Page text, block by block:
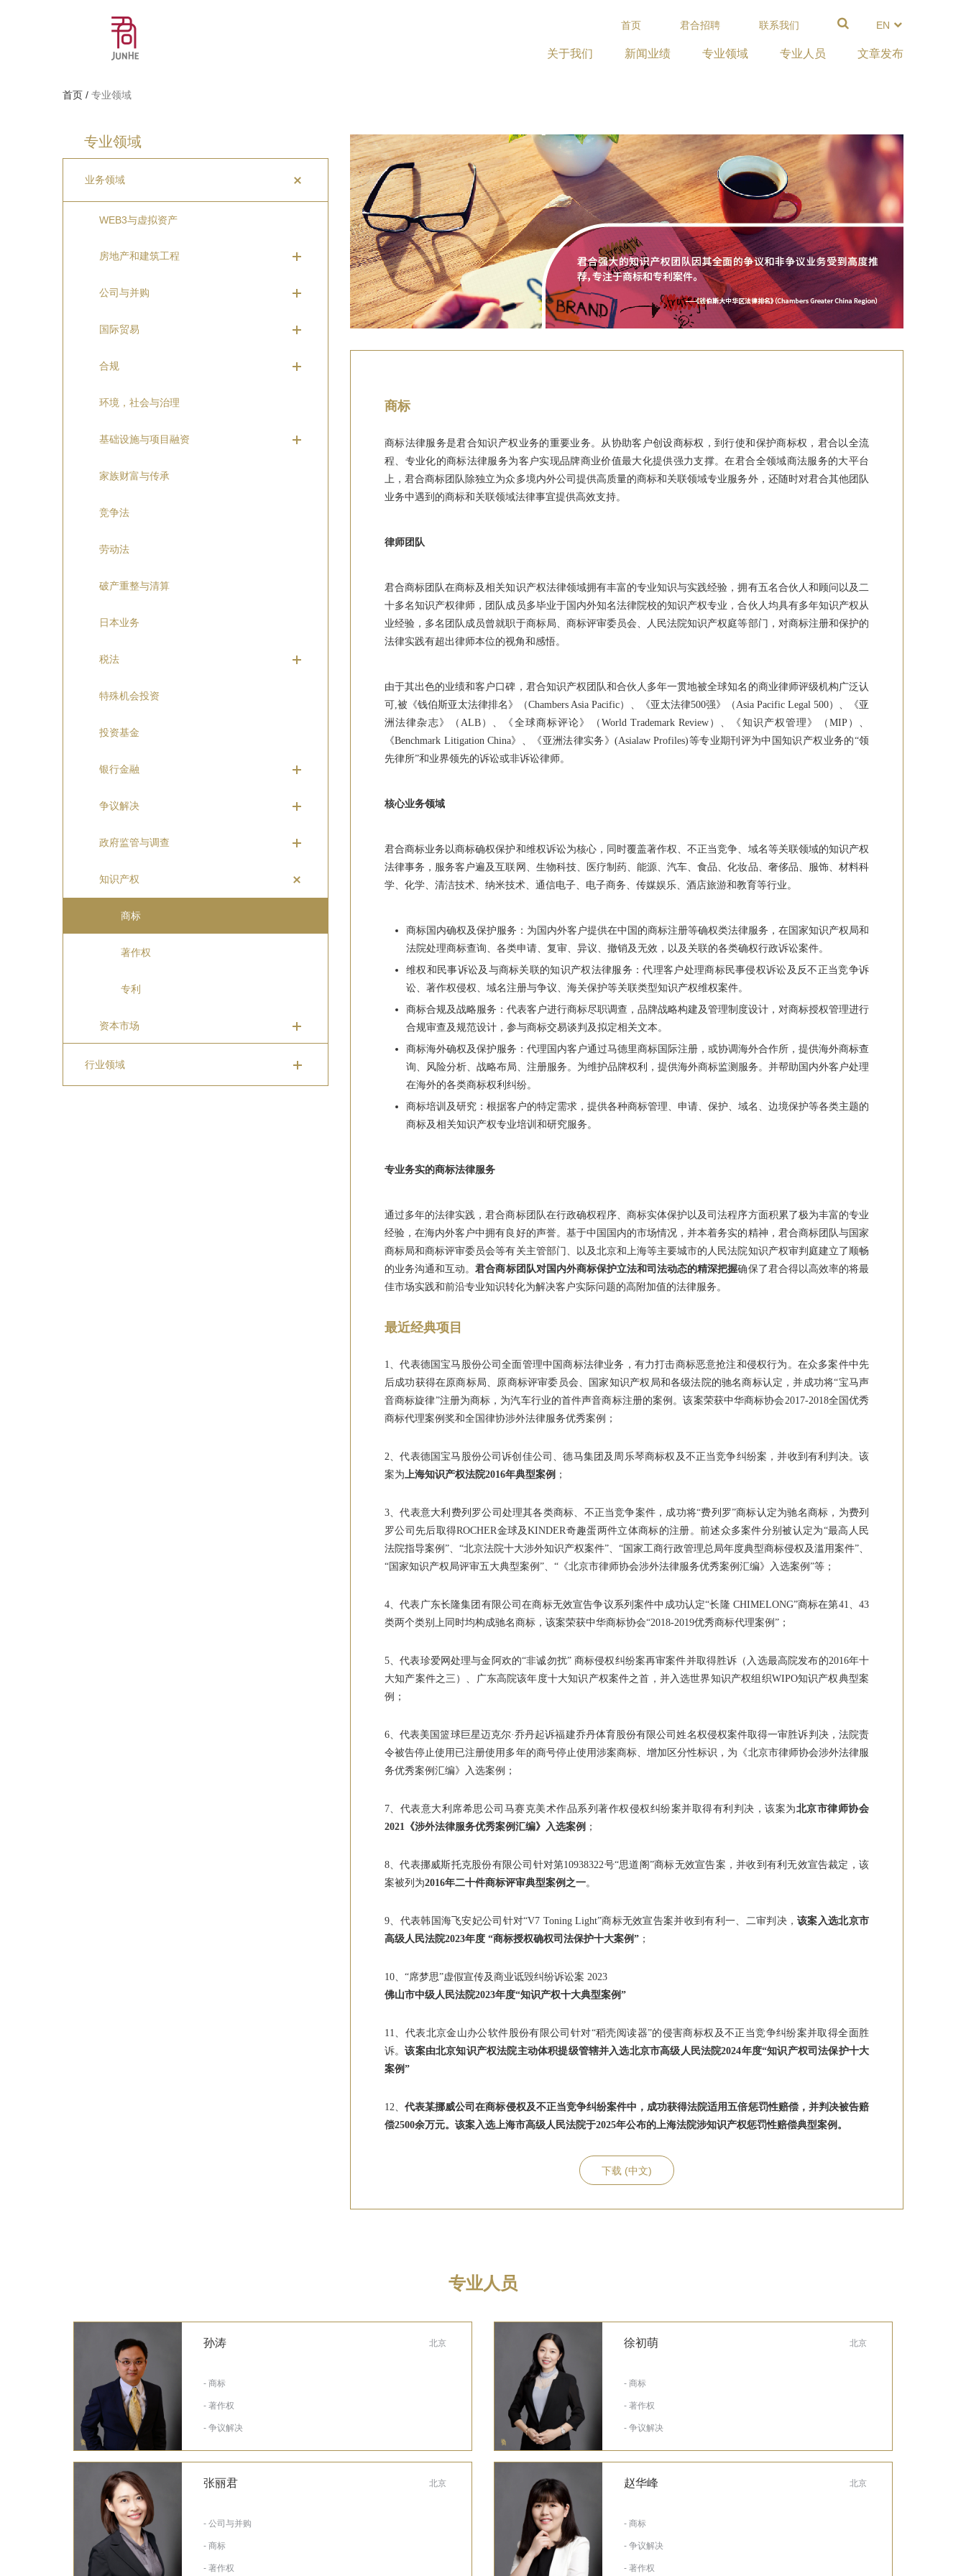
EN
首页 君合招聘 联系我们
关于我们 新闻业绩 专业领域 专业人员 文章发布
首页 / 专业领域
专业领域
业务领域
WEB3与虚拟资产
房地产和建筑工程
公司与并购
国际贸易
合规
环境，社会与治理
基础设施与项目融资
家族财富与传承
竞争法
劳动法
破产重整与清算
日本业务
税法
特殊机会投资
投资基金
银行金融
争议解决
政府监管与调查
知识产权
商标
著作权
专利
资本市场
行业领域
商标
商标法律服务是君合知识产权业务的重要业务。从协助客户创设商标权，到行使和保护商标权，君合以全流
程、专业化的商标法律服务为客户实现品牌商业价值最大化提供强力支撑。在君合全领域商法服务的大平台
上，君合商标团队除独立为众多境内外公司提供高质量的商标和关联领域专业服务外，还随时对君合其他团队
业务中遇到的商标和关联领域法律事宜提供高效支持。
律师团队
君合商标团队在商标及相关知识产权法律领域拥有丰富的专业知识与实践经验，拥有五名合伙人和顾问以及二
十多名知识产权律师，团队成员多毕业于国内外知名法律院校的知识产权专业，合伙人均具有多年知识产权从
业经验，多名团队成员曾就职于商标局、商标评审委员会、人民法院知识产权庭等部门，对商标注册和保护的
法律实践有超出律师本位的视角和感悟。
由于其出色的业绩和客户口碑，君合知识产权团队和合伙人多年一贯地被全球知名的商业律师评级机构广泛认
可,被《钱伯斯亚太法律排名》（Chambers Asia Pacific）、《亚太法律500强》（Asia Pacific Legal 500）、《亚
洲法律杂志》（ALB）、《全球商标评论》（World Trademark Review）、《知识产权管理》（MIP）、
《Benchmark Litigation China》、《亚洲法律实务》(Asialaw Profiles)等专业期刊评为中国知识产权业务的“领
先律所”和业界领先的诉讼或非诉讼律师。
核心业务领域
君合商标业务以商标确权保护和维权诉讼为核心，同时覆盖著作权、不正当竞争、域名等关联领域的知识产权
法律事务，服务客户遍及互联网、生物科技、医疗制药、能源、汽车、食品、化妆品、奢侈品、服饰、材料科
学、化学、清洁技术、纳米技术、通信电子、电子商务、传媒娱乐、酒店旅游和教育等行业。
商标国内确权及保护服务：为国内外客户提供在中国的商标注册等确权类法律服务，在国家知识产权局和
法院处理商标查询、各类申请、复审、异议、撤销及无效，以及关联的各类确权行政诉讼案件。
维权和民事诉讼及与商标关联的知识产权法律服务：代理客户处理商标民事侵权诉讼及反不正当竞争诉
讼、著作权侵权、域名注册与争议、海关保护等关联类型知识产权维权案件。
商标合规及战略服务：代表客户进行商标尽职调查，品牌战略构建及管理制度设计，对商标授权管理进行
合规审查及规范设计，参与商标交易谈判及拟定相关文本。
商标海外确权及保护服务：代理国内客户通过马德里商标国际注册，或协调海外合作所，提供海外商标查
询、风险分析、战略布局、注册服务。为维护品牌权利，提供海外商标监测服务。并帮助国内外客户处理
在海外的各类商标权利纠纷。
商标培训及研究：根据客户的特定需求，提供各种商标管理、申请、保护、域名、边境保护等各类主题的
商标及相关知识产权专业培训和研究服务。
专业务实的商标法律服务
通过多年的法律实践，君合商标团队在行政确权程序、商标实体保护以及司法程序方面积累了极为丰富的专业
经验，在海内外客户中拥有良好的声誉。基于中国国内的市场情况，并本着务实的精神，君合商标团队与国家
商标局和商标评审委员会等有关主管部门、以及北京和上海等主要城市的人民法院知识产权审判庭建立了顺畅
的业务沟通和互动。君合商标团队对国内外商标保护立法和司法动态的精深把握确保了君合得以高效率的将最
佳市场实践和前沿专业知识转化为解决客户实际问题的高附加值的法律服务。
最近经典项目
1、代表德国宝马股份公司全面管理中国商标法律业务，有力打击商标恶意抢注和侵权行为。在众多案件中先
后成功获得在原商标局、原商标评审委员会、国家知识产权局和各级法院的驰名商标认定，并成功将“宝马声
音商标旋律”注册为商标，为汽车行业的首件声音商标注册的案例。该案荣获中华商标协会2017-2018全国优秀
商标代理案例奖和全国律协涉外法律服务优秀案例；
2、代表德国宝马股份公司诉创佳公司、德马集团及周乐琴商标权及不正当竞争纠纷案，并收到有利判决。该
案为上海知识产权法院2016年典型案例 ；
3、代表意大利费列罗公司处理其各类商标、不正当竞争案件，成功将“费列罗”商标认定为驰名商标，为费列
罗公司先后取得ROCHER金球及KINDER奇趣蛋两件立体商标的注册。前述众多案件分别被认定为“最高人民
法院指导案例”、“北京法院十大涉外知识产权案件”、“国家工商行政管理总局年度典型商标侵权及滥用案件”、
“国家知识产权局评审五大典型案例”、“《北京市律师协会涉外法律服务优秀案例汇编》入选案例”等；
4、代表广东长隆集团有限公司在商标无效宣告争议系列案件中成功认定“长隆 CHIMELONG”商标在第41、43
类两个类别上同时均构成驰名商标，该案荣获中华商标协会“2018-2019优秀商标代理案例”；
5、代表珍爱网处理与金阿欢的“非诚勿扰” 商标侵权纠纷案再审案件并取得胜诉（入选最高院发布的2016年十
大知产案件之三）、广东高院该年度十大知识产权案件之首，并入选世界知识产权组织WIPO知识产权典型案
例；
6、代表美国篮球巨星迈克尔·乔丹起诉福建乔丹体育股份有限公司姓名权侵权案件取得一审胜诉判决，法院责
令被告停止使用已注册使用多年的商号停止使用涉案商标、增加区分性标识，为《北京市律师协会涉外法律服
务优秀案例汇编》入选案例；
7、代表意大利席希思公司马赛克美术作品系列著作权侵权纠纷案并取得有利判决，该案为北京市律师协会
2021《涉外法律服务优秀案例汇编》入选案例 ；
8、代表挪威斯托克股份有限公司针对第10938322号“思道阁”商标无效宣告案，并收到有利无效宣告裁定，该
案被列为2016年二十件商标评审典型案例之一。
9、代表韩国海飞安妃公司针对“V7 Toning Light”商标无效宣告案并收到有利一、二审判决，该案入选北京市
高级人民法院2023年度 “商标授权确权司法保护十大案例”；
10、“席梦思”虚假宣传及商业诋毁纠纷诉讼案 2023
佛山市中级人民法院2023年度“知识产权十大典型案例”
11、代表北京金山办公软件股份有限公司针对“稻壳阅读器”的侵害商标权及不正当竞争纠纷案并取得全面胜
诉。该案由北京知识产权法院主动体积提级管辖并入选北京市高级人民法院2024年度“知识产权司法保护十大
案例”
12、代表某挪威公司在商标侵权及不正当竞争纠纷案件中，成功获得法院适用五倍惩罚性赔偿，并判决被告赔
偿2500余万元。该案入选上海市高级人民法院于2025年公布的上海法院涉知识产权惩罚性赔偿典型案例。
下载 (中文)
专业人员
孙涛 北京
- 商标
- 著作权
- 争议解决
徐初萌 北京
- 商标
- 著作权
- 争议解决
张丽君 北京
- 公司与并购
- 商标
- 著作权
赵华峰 北京
- 商标
- 争议解决
- 著作权